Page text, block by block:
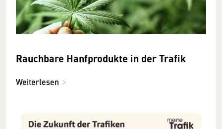
Rauchbare Hanfprodukte in der Trafik
Weiterlesen